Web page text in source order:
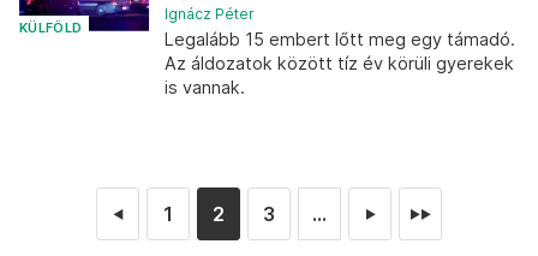
KÜLFÖLD
Ignácz Péter
Legalább 15 embert lőtt meg egy támadó.
Az áldozatok között tíz év körüli gyerekek
is vannak.
◄ 1 2 3 ... ► ►►